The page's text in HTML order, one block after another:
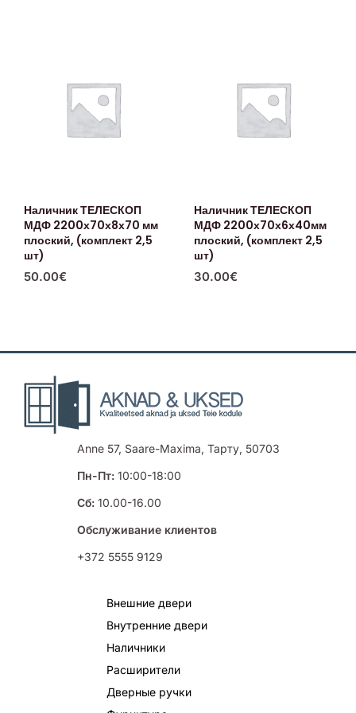
Наличник ТЕЛЕСКОП
МДФ 2200х70х8х70 мм
плоский, (комплект 2,5
шт)
50.00€
Наличник ТЕЛЕСКОП
МДФ 2200х70х6х40мм
плоский, (комплект 2,5
шт)
30.00€
Anne 57, Saare-Maxima, Тарту, 50703
Пн-Пт:10:00-18:00
Сб:10.00-16.00
Обслуживание клиентов
+372 5555 9129
Внешние двери
Внутренние двери
Наличники
Расширители
Дверные ручки